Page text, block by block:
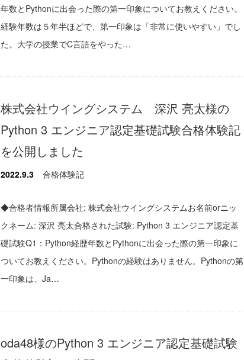
年数とPythonに出会った際の第一印象についてお教えください。
経験年数は５年半ほどで、第一印象は「非常に使いやすい」でし
た。大学の授業でC言語をやった…
株式会社ウイングシステム 深沢 亮太様の
Python 3 エンジニア認定基礎試験合格体験記
を公開しました
2022.9.3 合格体験記
◆合格者情報所属会社: 株式会社ウイングシステムお名前orニッ
クネーム: 深沢 亮太合格された試験: Python 3 エンジニア認定基
礎試験Q1：Python経歴年数とPythonに出会った際の第一印象に
ついてお教えください。Pythonの経験はありません。Pythonの第
一印象は、Ja…
oda48様のPython 3 エンジニア認定基礎試験